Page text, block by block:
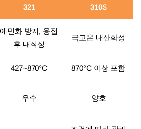
321 310S
예민화 방지, 용접
후 내식성
극고온 내산화성
427~870°C 870°C 이상 포함
우수 양호